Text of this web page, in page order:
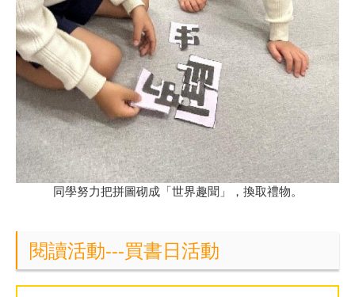
同學努力把拼圖砌成「世界趣聞」，換取禮物。
閱讀活動---買書日活動